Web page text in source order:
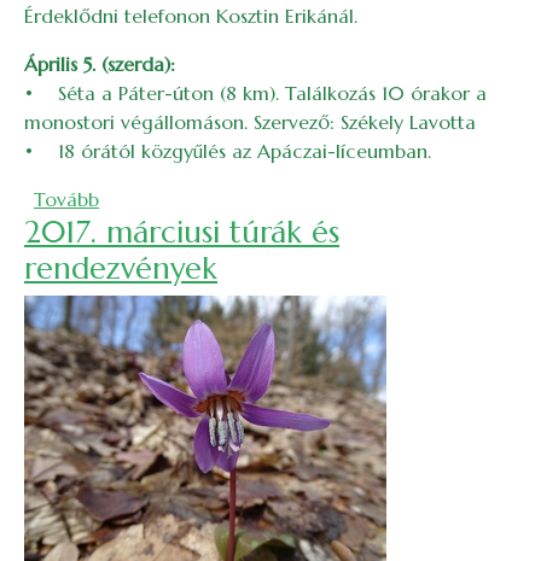
Érdeklődni telefonon Kosztin Erikánál.
Április 5. (szerda):
• Séta a Páter-úton (8 km). Találkozás 10 órakor a
monostori végállomáson. Szervező: Székely Lavotta
• 18 órától közgyűlés az Apáczai-líceumban.
Tovább(2017. áprilisi túrák és rendezvények)
2017. márciusi túrák és
rendezvények